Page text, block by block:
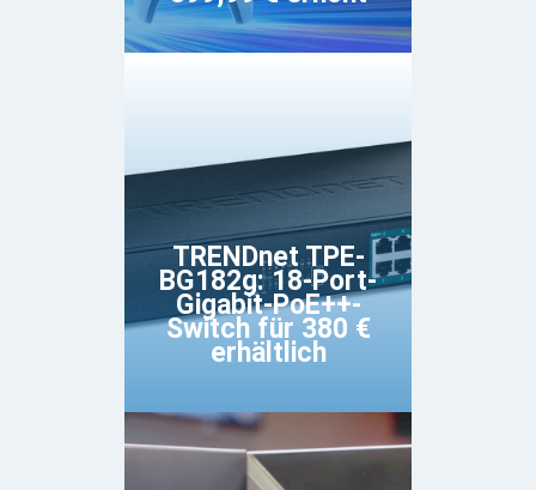
TRENDnet TPE-
BG182g: 18-Port-
Gigabit-PoE++-
Switch für 380 €
erhältlich